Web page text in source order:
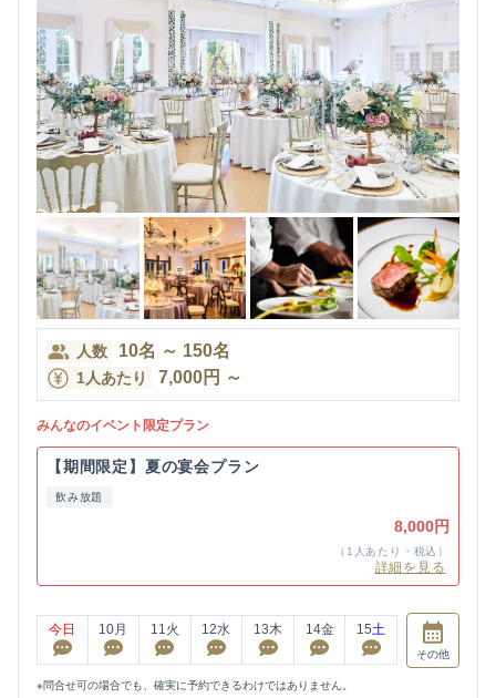
人数 10名 ～ 150名
1人あたり 7,000円 ～
みんなのイベント限定プラン
【期間限定】夏の宴会プラン
飲み放題
8,000円
（1人あたり・税込）
詳細を見る
今日 10月 11火 12水 13木 14金 15土
その他
※問合せ可の場合でも、確実に予約できるわけではありません。